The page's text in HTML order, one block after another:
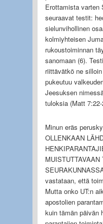
Erottamista varten
seuraavat testit:
sielunvihollinen
kolmiyhteisen
rukoustoiminnan
sanomaan (6).
riittävätkö ne
pukeutuu
Jeesuksen
tuloksia (Matt
Minun eräs
OLLENKAAN
vastataan, että
Mutta onko UT:n
apostolien
kuin tämän päivän